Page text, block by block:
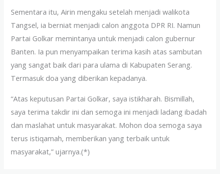
Sementara itu, Airin mengaku setelah menjadi walikota
Tangsel, ia berniat menjadi calon anggota DPR RI. Namun
Partai Golkar memintanya untuk menjadi calon gubernur
Banten. Ia pun menyampaikan terima kasih atas sambutan
yang sangat baik dari para ulama di Kabupaten Serang.
Termasuk doa yang diberikan kepadanya.
“Atas keputusan Partai Golkar, saya istikharah. Bismillah,
saya terima takdir ini dan semoga ini menjadi ladang ibadah
dan maslahat untuk masyarakat. Mohon doa semoga saya
terus istiqamah, memberikan yang terbaik untuk
masyarakat,” ujarnya.(*)